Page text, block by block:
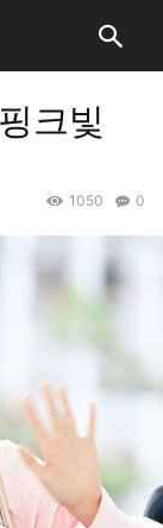
크빛
0
1050